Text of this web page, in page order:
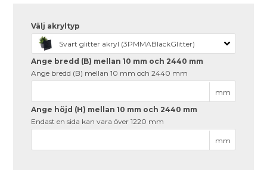
Välj akryltyp
Svart glitter akryl (3PMMABlackGlitter)
Ange bredd (B) mellan 10 mm och 2440 mm
Ange bredd (B) mellan 10 mm och 2440 mm
mm
Ange höjd (H) mellan 10 mm och 2440 mm
Endast en sida kan vara över 1220 mm
mm